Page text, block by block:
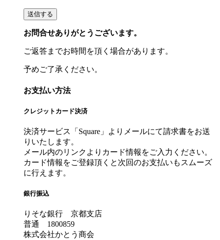
お問合せありがとうございます。
ご返答までお時間を頂く場合があります。
予めご了承ください。
お支払い方法
クレジットカード決済
決済サービス「Square」よりメールにて請求書をお送
りいたします。
メール内のリンクよりカード情報をご入力ください。
カード情報をご登録頂くと次回のお支払いもスムーズ
に行えます。
銀行振込
りそな銀行 京都支店
普通 1800859
株式会社かとう商会